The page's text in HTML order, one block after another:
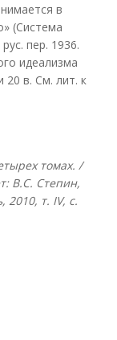
в
(Система
пер. 1936.
идеализма
в. См. лит. к
томах. /
В.С. Степин,
2010, т. IV, с.